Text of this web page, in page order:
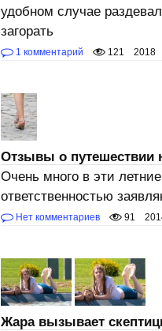
удобном случае
загорать
1 комментарий 121 2018
Отзывы о путешествии
Очень много в эти
ответственностью
Нет комментариев 91
Жара вызывает